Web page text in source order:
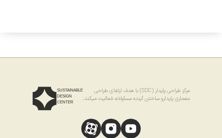
مرکز طراحی پایدار (SDC) با هدف ارتقای طراحی
معماری پایدارو ساختن آینده مسئولانه فعالیت میکند.
SUSTAINABLE
DESIGN
CENTER